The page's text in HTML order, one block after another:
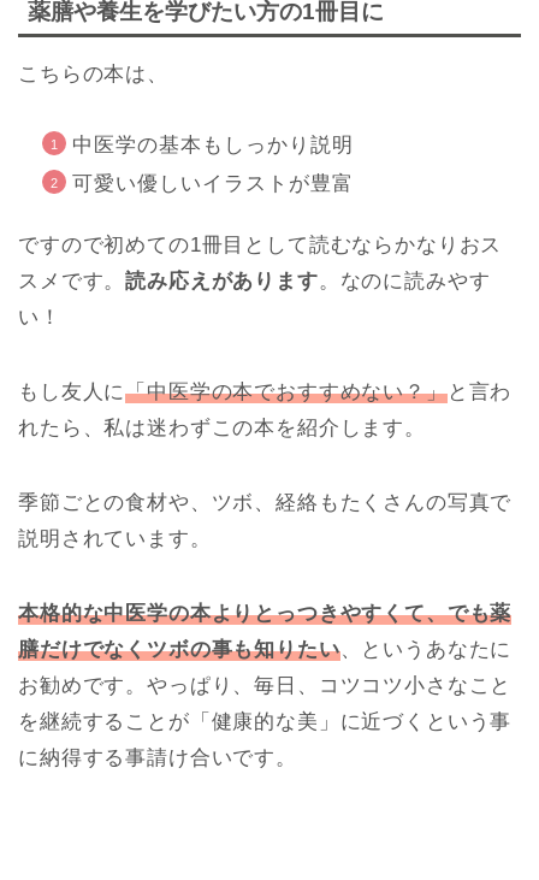
薬膳や養生を学びたい方の1冊目に
こちらの本は、
中医学の基本もしっかり説明
可愛い優しいイラストが豊富
ですので初めての1冊目として読むならかなりおス
スメです。読み応えがあります。なのに読みやす
い！
もし友人に「中医学の本でおすすめない？」と言わ
れたら、私は迷わずこの本を紹介します。
季節ごとの食材や、ツボ、経絡もたくさんの写真で
説明されています。
本格的な中医学の本よりとっつきやすくて、でも薬
膳だけでなくツボの事も知りたい、というあなたに
お勧めです。やっぱり、毎日、コツコツ小さなこと
を継続することが「健康的な美」に近づくという事
に納得する事請け合いです。